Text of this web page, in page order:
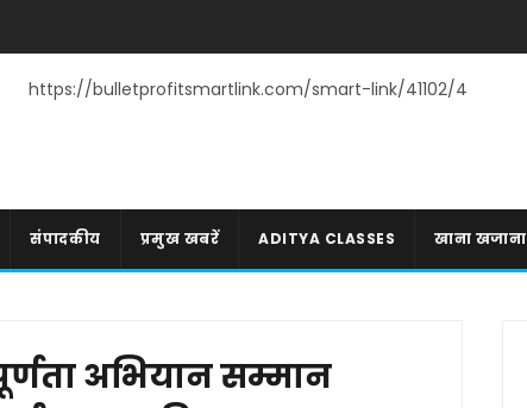
https://bulletprofitsmartlink.com/smart-link/41102/4
संपादकीय प्रमुख खबरें ADITYA CLASSES खाना खजाना
अभियान सम्मान